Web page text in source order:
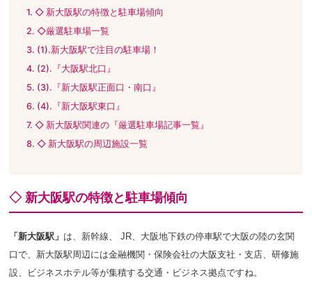
◇ 新大阪駅の特徴と駐車場傾向
◇厳選駐車場一覧
(1).新大阪駅で注目の駐車場！
(2).『大阪駅北口』
(3).『新大阪駅正面口・南口』
(4).『新大阪駅東口』
◇ 新大阪駅関連の『厳選駐車場記事一覧』
◇ 新大阪駅の周辺施設一覧
◇ 新大阪駅の特徴と駐車場傾向
「新大阪駅」 は、新幹線、 JR、大阪地下鉄の停車駅で大阪の陸の玄関
口で、新大阪駅周辺には金融機関・保険会社の大阪支社・支店、研修施
設、ビジネスホテル等が集積する交通・ビジネス拠点ですね。